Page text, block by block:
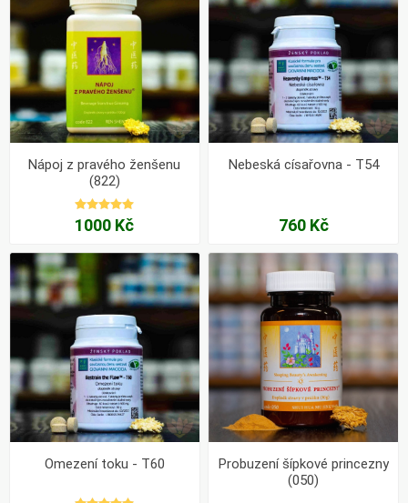
Nápoj z pravého ženšenu
(822)
1000 Kč
Nebeská císařovna - T54
760 Kč
Omezení toku - T60
Probuzení šípkové princezny
(050)